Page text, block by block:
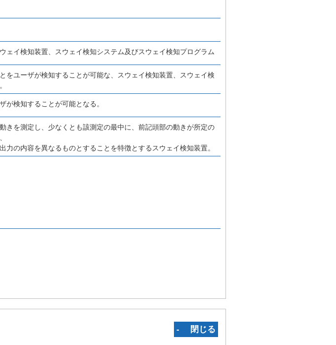
ェイ検知装置、スウェイ検知システム及びスウェイ検知プログラム
をユーザが検知することが可能な、スウェイ検知装置、スウェイ検
が検知することが可能となる。
きを測定し、少なくとも該測定の最中に、前記頭部の動きが所定の
の内容を異なるものとすることを特徴とするスウェイ検知装置。
‐ 閉じる